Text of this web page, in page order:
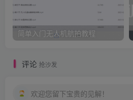
简单入门无人机航拍教程
评论 抢沙发
欢迎您留下宝贵的见解！